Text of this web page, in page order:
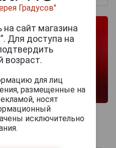
Градусов"
сайт магазина
Для доступа на
возраст.
для лиц
размещенные на
носят
исключительно